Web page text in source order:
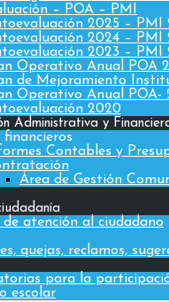
– POA – PMI
2025 – PMI
2024 – PMI
2023 – PMI
Operativo Anual POA
de Mejoramiento
Operativo Anual POA-
2020
Administrativa y
financieros
Contables y
Área de Gestión
de atención al ciudadano
quejas, reclamos,
para la
escolar